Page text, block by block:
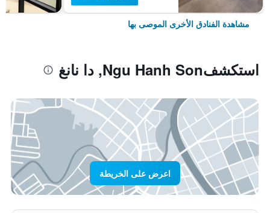
مشاهدة الفنادق الأخرى الموصى بها
استكشفNgu Hanh Son, دا نانغ
اعرض على الخريطة